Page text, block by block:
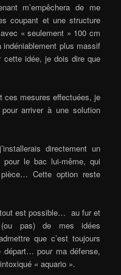
m’empêchera de me
coupant et une structure
« seulement » 100 cm
indéniablement plus massif
idée, je dois dire que
ces mesures effectuées, je
arriver à une solution
directement un
pour le bac lui-même, qui
Cette option reste
est possible… au fur et
pas) de mes idées
que c’est toujours
pour ma défense,
« aquario ».